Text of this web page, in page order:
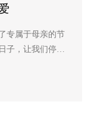
专属于母亲的节
子，让我们停下